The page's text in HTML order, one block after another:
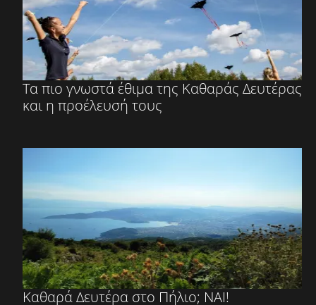
Τα πιο γνωστά έθιμα της Καθαράς Δευτέρας
και η προέλευσή τους
Καθαρά Δευτέρα στο Πήλιο; ΝΑΙ!